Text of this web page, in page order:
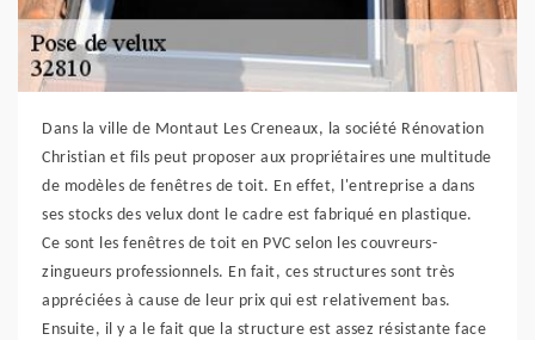
Dans la ville de Montaut Les Creneaux, la société Rénovation
Christian et fils peut proposer aux propriétaires une multitude
de modèles de fenêtres de toit. En effet, l'entreprise a dans
ses stocks des velux dont le cadre est fabriqué en plastique.
Ce sont les fenêtres de toit en PVC selon les couvreurs-
zingueurs professionnels. En fait, ces structures sont très
appréciées à cause de leur prix qui est relativement bas.
Ensuite, il y a le fait que la structure est assez résistante face